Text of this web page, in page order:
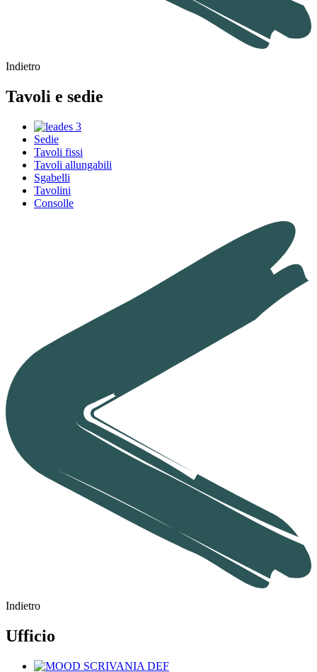
Indietro
Tavoli e sedie
Sedie
Tavoli fissi
Tavoli allungabili
Sgabelli
Tavolini
Consolle
Indietro
Ufficio